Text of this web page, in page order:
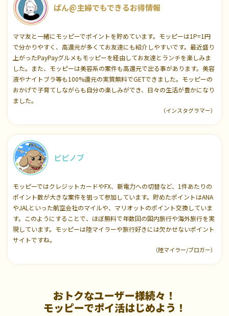
ぱん@主婦でもできるお得情報
ママ友と一緒にモッピーでポイントを貯めています。モッピーは1P=1円
で分かりやすく、高還元が多くてお友達にも紹介しやすいです。最近盛り
上がったPayPayグルメもモッピーを経由してお友達とランチを楽しみま
した。また、モッピーは美容系の案件も高還元で出る事があります。美容
液やナイトブラ等も100%還元の実質無料でGETできました。モッピーの
おかげで子育てしながらも自分の楽しみができ、日々の生活が豊かになり
ました。
（インスタグラマー）
ピピノブ
モッピーではクレジットカードやFX、新電力への切替など、1件あたりの
ポイント数が大きな案件を狙って参加しています。貯めたポイントはANA
やJALといった航空会社のマイルや、マリオットのポイント交換していま
す。このようにすることで、ほぼ無料で年数回の国内旅行や海外旅行を実
現しています。モッピーは陸マイラーや旅行好きには欠かせないポイント
サイトですね。
（陸マイラー/ブロガー）
おトクなユーザー様続々！
モッピーでポイ活はじめよう！